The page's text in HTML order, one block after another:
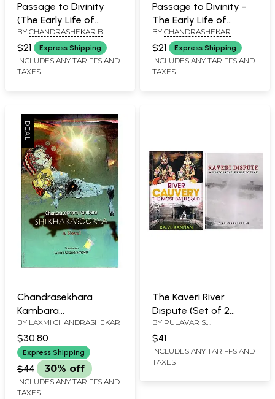
Passage to Divinity
(The Early Life of
Swami Ramdas)
BY CHANDRASHEKAR B
$21 Express Shipping
INCLUDES ANY TARIFFS AND
TAXES
Passage to Divinity -
The Early Life of
Swami Ramdas (An
Old and Rare Book)
BY CHANDRASHEKAR
$21 Express Shipping
INCLUDES ANY TARIFFS AND
TAXES
Chandrasekhara
Kambara
Shikharasoorya (A
Novel)
BY LAXMI CHANDRASHEKAR
$30.80
Express Shipping
$44 30% off
INCLUDES ANY TARIFFS AND
TAXES
The Kaveri River
Dispute (Set of 2
Books)
BY PULAVAR S.
$41
INCLUDES ANY TARIFFS AND
TAXES